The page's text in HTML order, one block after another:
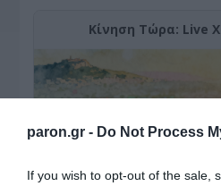
paron.gr - Do Not Process
If you wish to opt-out of the sale,
Κίνηση Τώρα: Live